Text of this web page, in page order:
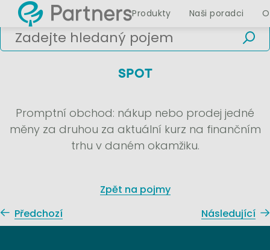
Produkty Naši poradci
SPOT
Promptní obchod: nákup nebo prodej jedné
měny za druhou za aktuální kurz na finančním
trhu v daném okamžiku.
Zpět na pojmy
Předchozí
Následující